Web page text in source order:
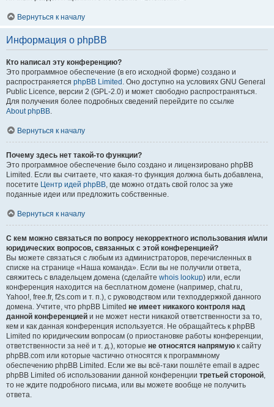
Вернуться к началу
Информация о phpBB
Кто написал эту конференцию?
Это программное обеспечение (в его исходной форме) создано и
распространяется phpBB Limited . Оно доступно на условиях GNU General
Public Licence, версии 2 (GPL-2.0) и может свободно распространяться.
Для получения более подробных сведений перейдите по ссылке
About phpBB.
Вернуться к началу
Почему здесь нет такой-то функции?
Это программное обеспечение было создано и лицензировано phpBB
Limited. Если вы считаете, что какая-то функция должна быть добавлена,
посетите Центр идей phpBB, где можно отдать свой голос за уже
поданные идеи или предложить собственные.
Вернуться к началу
С кем можно связаться по вопросу некорректного использования и/или
юридических вопросов, связанных с этой конференцией?
Вы можете связаться с любым из администраторов, перечисленных в
списке на странице «Наша команда». Если вы не получили ответа,
свяжитесь с владельцем домена (сделайте whois lookup) или, если
конференция находится на бесплатном домене (например, chat.ru,
Yahoo!, free.fr, f2s.com и т. п.), с руководством или техподдержкой данного
домена. Учтите, что phpBB Limited не имеет никакого контроля над
данной конференцией и не может нести никакой ответственности за то,
кем и как данная конференция используется. Не обращайтесь к phpBB
Limited по юридическим вопросам (о приостановке работы конференции,
ответственности за неё и т. д.), которые не относятся напрямую к сайту
phpBB.com или которые частично относятся к программному
обеспечению phpBB Limited. Если же вы всё-таки пошлёте email в адрес
phpBB Limited об использовании данной конференции третьей стороной,
то не ждите подробного письма, или вы можете вообще не получить
ответа.